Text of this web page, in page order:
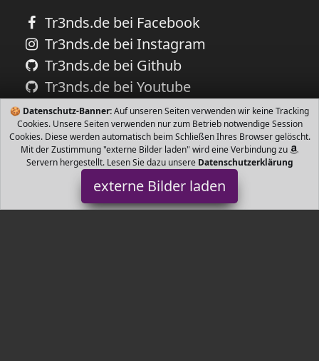
🍪 Datenschutz-Banner:Auf unseren Seiten verwenden wir keine Tracking
Cookies. Unsere Seiten verwenden nur zum Betrieb notwendige Session
Cookies. Diese werden automatisch beim Schließen Ihres Browser gelöscht.
Mit der Zustimmung "externe Bilder laden" wird eine Verbindung zu
Servern hergestellt. Lesen Sie dazu unsere Datenschutzerklärung
externe Bilder laden
Tr3nds.de bei Facebook
Tr3nds.de bei Instagram
Tr3nds.de bei Github
Tr3nds.de bei Youtube